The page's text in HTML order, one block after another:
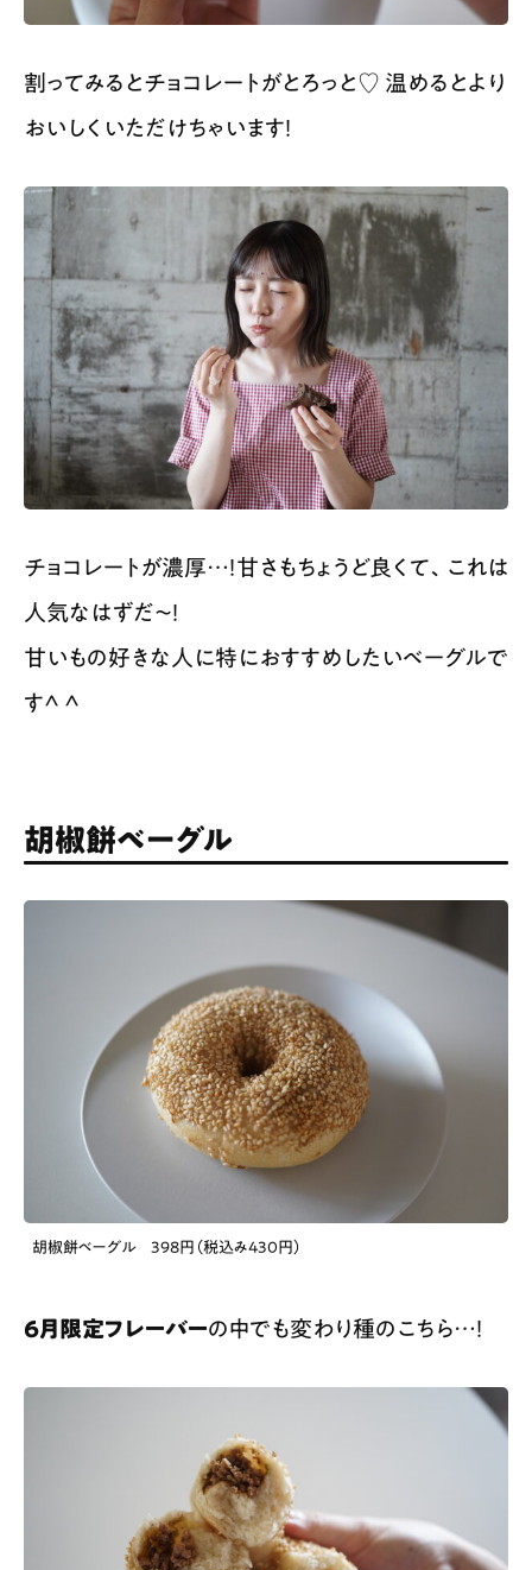
割ってみるとチョコレートがとろっと♡ 温めるとより
おいしくいただけちゃいます！
チョコレートが濃厚…！甘さもちょうど良くて、これは
人気なはずだ～！
甘いもの好きな人に特におすすめしたいベーグルで
す^ ^
胡椒餅ベーグル
胡椒餅ベーグル 398円（税込み430円）
６月限定フレーバーの中でも変わり種のこちら…！